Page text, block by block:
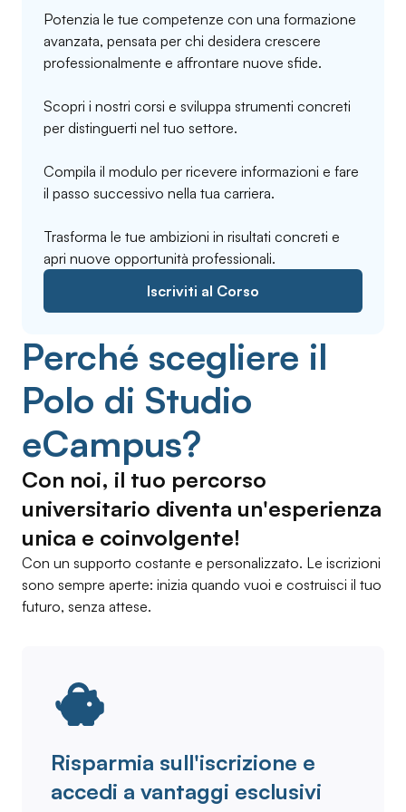
Potenzia le tue competenze con una formazione
avanzata, pensata per chi desidera crescere
professionalmente e affrontare nuove sfide.
Scopri i nostri corsi e sviluppa strumenti concreti
per distinguerti nel tuo settore.
Compila il modulo per ricevere informazioni e fare
il passo successivo nella tua carriera.
Trasforma le tue ambizioni in risultati concreti e
apri nuove opportunità professionali.
Iscriviti al Corso
Perché scegliere il
Polo di Studio
eCampus?
Con noi, il tuo percorso
universitario diventa un'esperienza
unica e coinvolgente!
Con un supporto costante e personalizzato. Le iscrizioni
sono sempre aperte: inizia quando vuoi e costruisci il tuo
futuro, senza attese.
Risparmia sull'iscrizione e
accedi a vantaggi esclusivi